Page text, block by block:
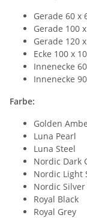
Gerade 60 x
Gerade 100
Gerade 120
Ecke 100 x
Innenecke
Innenecke
Farbe:
Golden
Luna Pearl
Luna Steel
Nordic Dark
Nordic Light
Nordic Silver
Royal Black
Royal Grey